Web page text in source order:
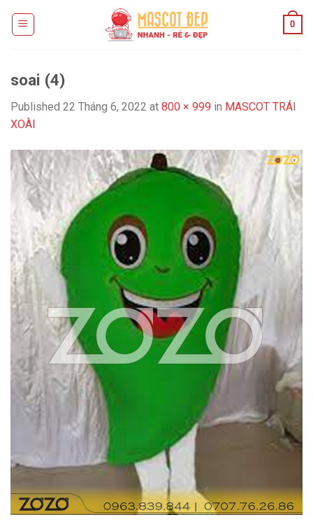
0
soai (4)
Published 22 Tháng 6, 2022 at 800 × 999 in MASCOT TRÁI
XOÀI